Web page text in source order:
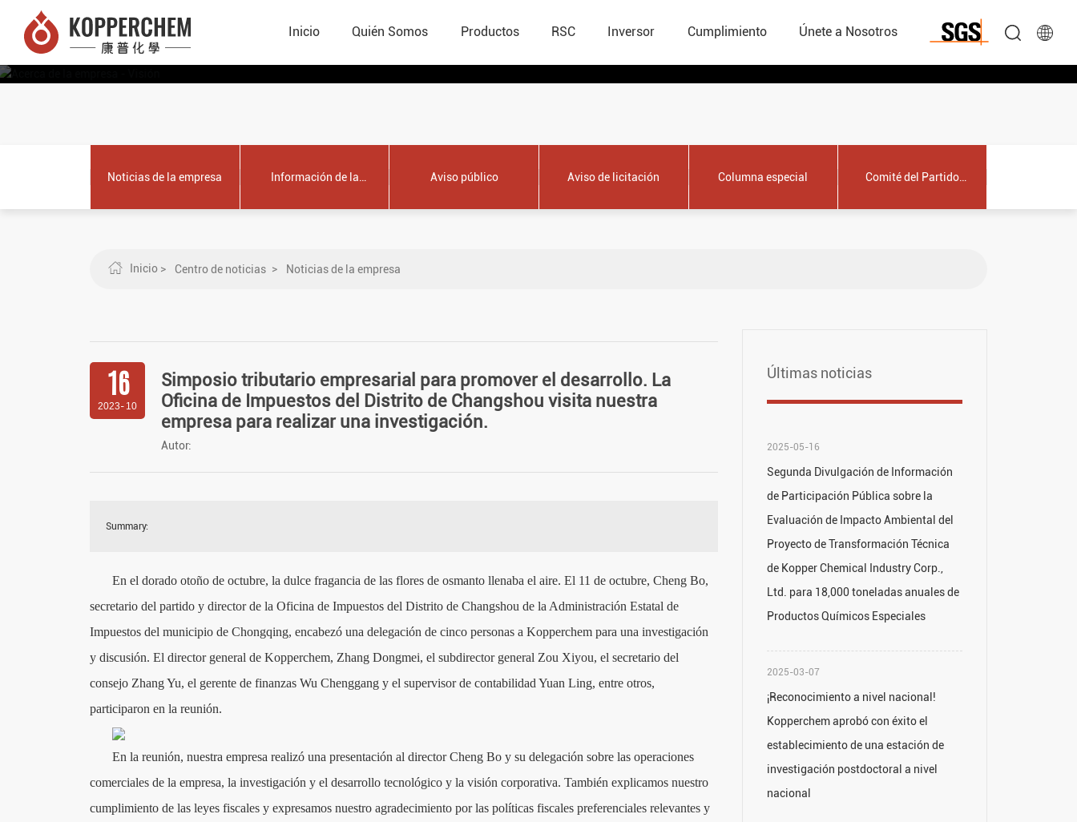
Inicio Quién Somos Productos RSC Inversor Cumplimiento Únete a Nosotros
DE TECNOLOGÍA QUÍMICA ESPECIAL
Noticias de la empresa Información de la Aviso público Aviso de licitación Columna especial Comité del Partido
Inicio Centro de noticias Noticias de la empresa
16
2023- 10
Simposio tributario empresarial para promover el desarrollo. La
Oficina de Impuestos del Distrito de Changshou visita nuestra
empresa para realizar una investigación.
Autor:
En el dorado otoño de octubre, la dulce fragancia de las flores de osmanto llenaba el aire. El 11 de octubre, Cheng Bo,
secretario del partido y director de la Oficina de Impuestos del Distrito de Changshou de la Administración Estatal de
Impuestos del municipio de Chongqing, encabezó una delegación de cinco personas a Kopperchem para una investigación
y discusión. El director general de Kopperchem, Zhang Dongmei, el subdirector general Zou Xiyou, el secretario del
consejo Zhang Yu, el gerente de finanzas Wu Chenggang y el supervisor de contabilidad Yuan Ling, entre otros,
participaron en la reunión.
En la reunión, nuestra empresa realizó una presentación al director Cheng Bo y su delegación sobre las operaciones
comerciales de la empresa, la investigación y el desarrollo tecnológico y la visión corporativa. También explicamos nuestro
cumplimiento de las leyes fiscales y expresamos nuestro agradecimiento por las políticas fiscales preferenciales relevantes y
Últimas noticias
2025-05-16
Segunda Divulgación de Información
de Participación Pública sobre la
Evaluación de Impacto Ambiental del
Proyecto de Transformación Técnica
de Kopper Chemical Industry Corp.,
Ltd. para 18,000 toneladas anuales de
Productos Químicos Especiales
2025-03-07
¡Reconocimiento a nivel nacional!
Kopperchem aprobó con éxito el
establecimiento de una estación de
investigación postdoctoral a nivel
nacional